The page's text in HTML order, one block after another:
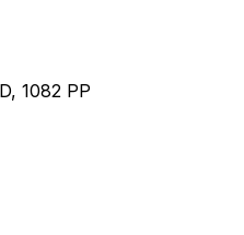
1082 PP